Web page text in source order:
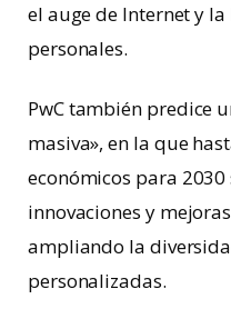
el auge de Internet y
personales.
PwC también predice
masiva», en la que
económicos para
innovaciones y
ampliando la
personalizadas.